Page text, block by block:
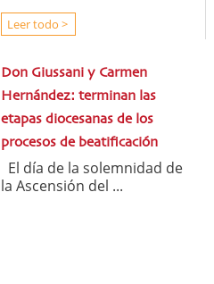
Leer todo >
Don Giussani y Carmen
Hernández: terminan las
etapas diocesanas de los
procesos de beatificación
El día de la solemnidad de
la Ascensión del ...